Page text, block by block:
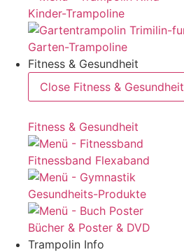
Kinder-Trampoline
Garten-Trampoline
Fitness & Gesundheit
Close Fitness & Gesundheit
Fitness & Gesundheit
Fitnessband Flexaband
Gesundheits-Produkte
Bücher & Poster & DVD
Trampolin Info